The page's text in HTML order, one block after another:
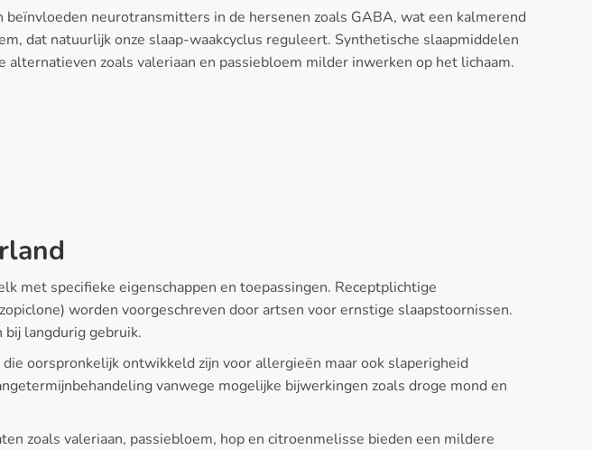
neurotransmitters in de hersenen zoals GABA, wat een kalmerend
dat natuurlijk onze slaap-waakcyclus reguleert. Synthetische slaapmiddelen
zoals valeriaan en passiebloem milder inwerken op het lichaam.
met specifieke eigenschappen en toepassingen. Receptplichtige
worden voorgeschreven door artsen voor ernstige slaapstoornissen.
bij langdurig gebruik.
oorspronkelijk ontwikkeld zijn voor allergieën maar ook slaperigheid
vanwege mogelijke bijwerkingen zoals droge mond en
zoals valeriaan, passiebloem, hop en citroenmelisse bieden een mildere